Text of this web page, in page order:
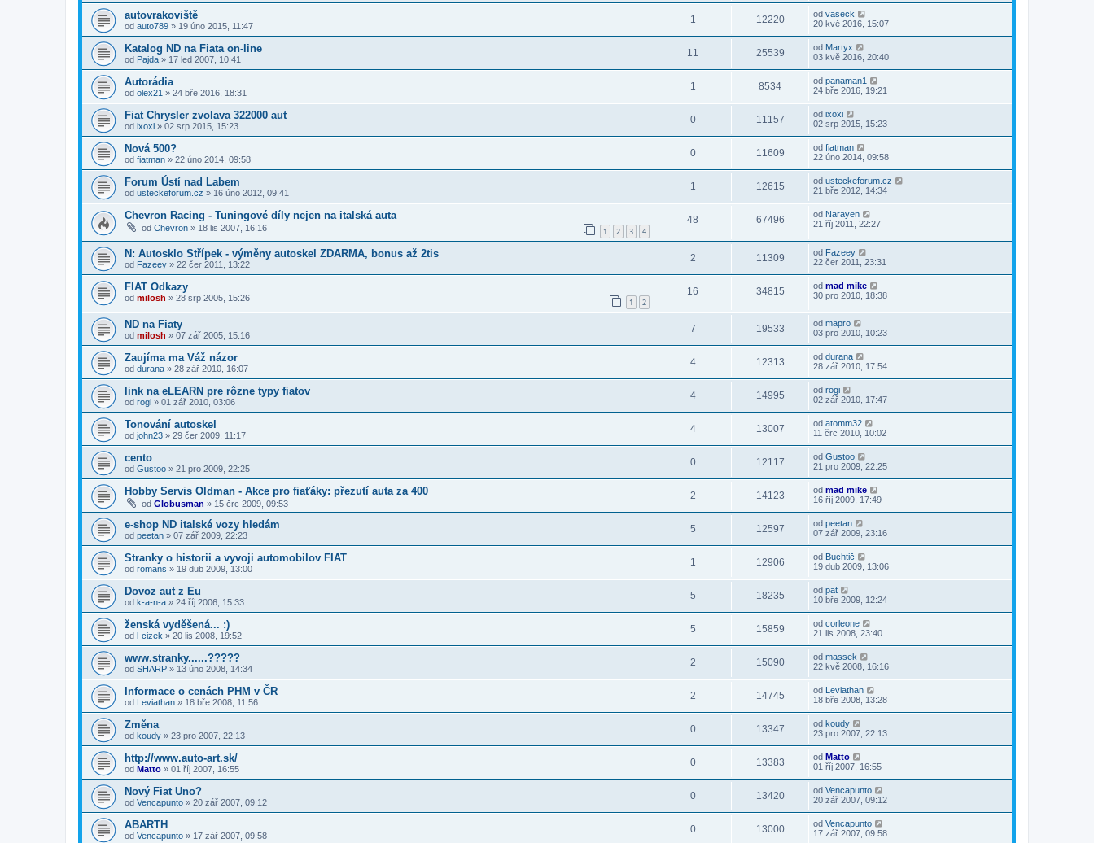
autovrakoviště
od auto789 » 19 úno 2015, 11:47
1 12220 od vaseck
20 kvě 2016, 15:07
Katalog ND na Fiata on-line
od Pajda » 17 led 2007, 10:41
11 25539 od Martyx
03 kvě 2016, 20:40
Autorádia
od olex21 » 24 bře 2016, 18:31
1 8534 od panaman1
24 bře 2016, 19:21
Fiat Chrysler zvolava 322000 aut
od ixoxi » 02 srp 2015, 15:23
0 11157 od ixoxi
02 srp 2015, 15:23
Nová 500?
od fiatman » 22 úno 2014, 09:58
0 11609 od fiatman
22 úno 2014, 09:58
Forum Ústí nad Labem
od usteckeforum.cz » 16 úno 2012, 09:41
1 12615 od usteckeforum.cz
21 bře 2012, 14:34
Chevron Racing - Tuningové díly nejen na italská auta
od Chevron » 18 lis 2007, 16:16 1 2 3 4
48 67496 od Narayen
21 říj 2011, 22:27
N: Autosklo Střípek - výměny autoskel ZDARMA, bonus až 2tis
od Fazeey » 22 čer 2011, 13:22
2 11309 od Fazeey
22 čer 2011, 23:31
FIAT Odkazy
od milosh » 28 srp 2005, 15:26 1 2
16 34815 od mad mike
30 pro 2010, 18:38
ND na Fiaty
od milosh » 07 zář 2005, 15:16
7 19533 od mapro
03 pro 2010, 10:23
Zaujíma ma Váž názor
od durana » 28 zář 2010, 16:07
4 12313 od durana
28 zář 2010, 17:54
link na eLEARN pre rôzne typy fiatov
od rogi » 01 zář 2010, 03:06
4 14995 od rogi
02 zář 2010, 17:47
Tonování autoskel
od john23 » 29 čer 2009, 11:17
4 13007 od atomm32
11 črc 2010, 10:02
cento
od Gustoo » 21 pro 2009, 22:25
0 12117 od Gustoo
21 pro 2009, 22:25
Hobby Servis Oldman - Akce pro fiaťáky: přezutí auta za 400
od Globusman » 15 črc 2009, 09:53
2 14123 od mad mike
16 říj 2009, 17:49
e-shop ND italské vozy hledám
od peetan » 07 zář 2009, 22:23
5 12597 od peetan
07 zář 2009, 23:16
Stranky o historii a vyvoji automobilov FIAT
od romans » 19 dub 2009, 13:00
1 12906 od Buchtič
19 dub 2009, 13:06
Dovoz aut z Eu
od k-a-n-a » 24 říj 2006, 15:33
5 18235 od pat
10 bře 2009, 12:24
ženská vyděšená... :)
od l-cizek » 20 lis 2008, 19:52
5 15859 od corleone
21 lis 2008, 23:40
www.stranky......?????
od SHARP » 13 úno 2008, 14:34
2 15090 od massek
22 kvě 2008, 16:16
Informace o cenách PHM v ČR
od Leviathan » 18 bře 2008, 11:56
2 14745 od Leviathan
18 bře 2008, 13:28
Změna
od koudy » 23 pro 2007, 22:13
0 13347 od koudy
23 pro 2007, 22:13
http://www.auto-art.sk/
od Matto » 01 říj 2007, 16:55
0 13383 od Matto
01 říj 2007, 16:55
Nový Fiat Uno?
od Vencapunto » 20 zář 2007, 09:12
0 13420 od Vencapunto
20 zář 2007, 09:12
ABARTH
od Vencapunto » 17 zář 2007, 09:58
0 13000 od Vencapunto
17 zář 2007, 09:58